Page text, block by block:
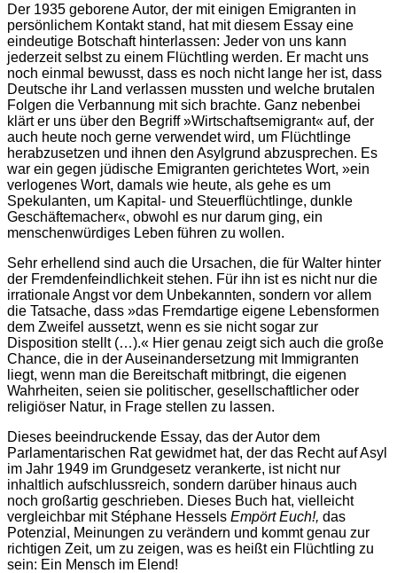
Der 1935 geborene Autor, der mit einigen Emigranten in
persönlichem Kontakt stand, hat mit diesem Essay eine
eindeutige Botschaft hinterlassen: Jeder von uns kann
jederzeit selbst zu einem Flüchtling werden. Er macht uns
noch einmal bewusst, dass es noch nicht lange her ist, dass
Deutsche ihr Land verlassen mussten und welche brutalen
Folgen die Verbannung mit sich brachte. Ganz nebenbei
klärt er uns über den Begriff »Wirtschaftsemigrant« auf, der
auch heute noch gerne verwendet wird, um Flüchtlinge
herabzusetzen und ihnen den Asylgrund abzusprechen. Es
war ein gegen jüdische Emigranten gerichtetes Wort, »ein
verlogenes Wort, damals wie heute, als gehe es um
Spekulanten, um Kapital- und Steuerflüchtlinge, dunkle
Geschäftemacher«, obwohl es nur darum ging, ein
menschenwürdiges Leben führen zu wollen.
Sehr erhellend sind auch die Ursachen, die für Walter hinter
der Fremdenfeindlichkeit stehen. Für ihn ist es nicht nur die
irrationale Angst vor dem Unbekannten, sondern vor allem
die Tatsache, dass »das Fremdartige eigene Lebensformen
dem Zweifel aussetzt, wenn es sie nicht sogar zur
Disposition stellt (…).« Hier genau zeigt sich auch die große
Chance, die in der Auseinandersetzung mit Immigranten
liegt, wenn man die Bereitschaft mitbringt, die eigenen
Wahrheiten, seien sie politischer, gesellschaftlicher oder
religiöser Natur, in Frage stellen zu lassen.
Dieses beeindruckende Essay, das der Autor dem
Parlamentarischen Rat gewidmet hat, der das Recht auf Asyl
im Jahr 1949 im Grundgesetz verankerte, ist nicht nur
inhaltlich aufschlussreich, sondern darüber hinaus auch
noch großartig geschrieben. Dieses Buch hat, vielleicht
vergleichbar mit Stéphane Hessels Empört Euch!, das
Potenzial, Meinungen zu verändern und kommt genau zur
richtigen Zeit, um zu zeigen, was es heißt ein Flüchtling zu
sein: Ein Mensch im Elend!